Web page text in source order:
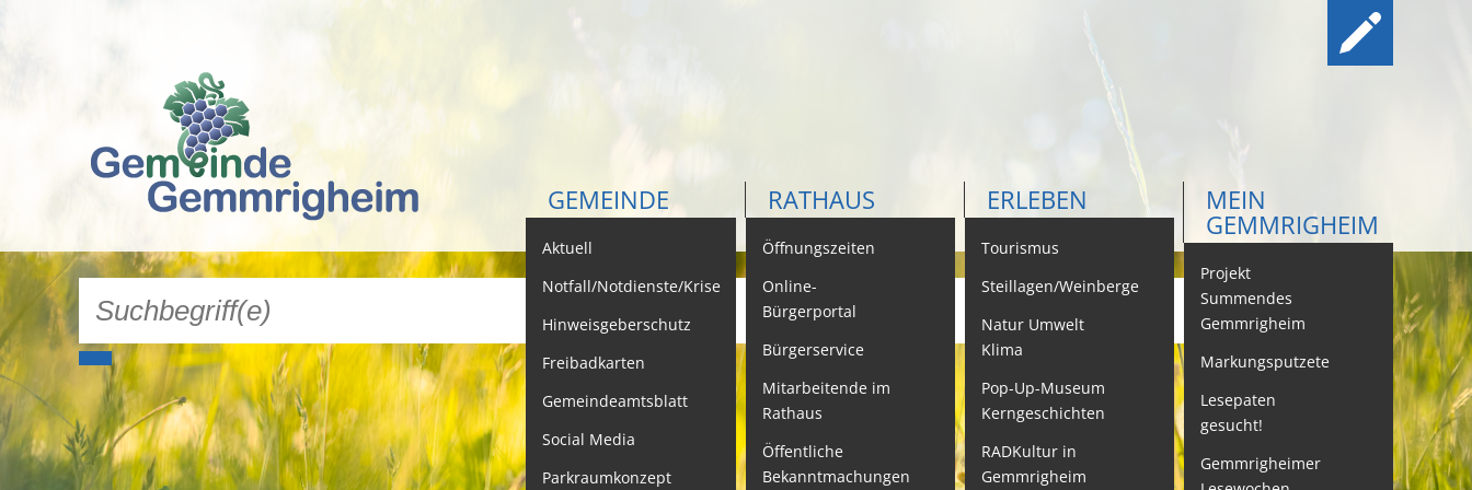
GEMEINDE
Aktuell
Notfall/Notdienste/Krise
Hinweisgeberschutz
Freibadkarten
Gemeindeamtsblatt
Social Media
Parkraumkonzept
RATHAUS
Öffnungszeiten
Kontakt
Online-
Bürgerportal
Bürgerservice
Behördenwegweiser
Lebenslagen
Leistungen -
Service BW
Mitarbeitende im
Rathaus
Öffentliche
Bekanntmachungen
ERLEBEN
Tourismus
Steillagen/Weinberge
Natur Umwelt
Klima
Pop-Up-Museum
Kerngeschichten
RADKultur in
Gemmrigheim
MEIN
GEMMRIGHEIM
Projekt
Summendes
Gemmrigheim
Markungsputzete
Lesepaten
gesucht!
Gemmrigheimer